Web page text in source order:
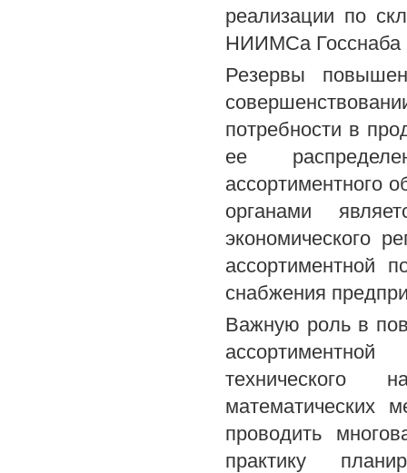
реализации по
НИИМСа Госснаба
Резервы
потребности в
ее
ассортиментного
органами
экономического
ассортиментной
снабжения
Важную роль в
технического
математических
проводить
практику